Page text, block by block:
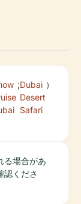
;Dubai
Desert
Safari
）
る場合があ
認くださ